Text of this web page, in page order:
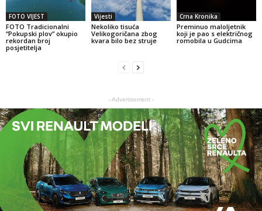
FOTO VIJEST
FOTO Tradicionalni
“Pokupski plov” okupio
rekordan broj
posjetitelja
Vijesti
Nekoliko tisuća
Velikogoričana zbog
kvara bilo bez struje
Crna Kronika
Preminuo maloljetnik
koji je pao s električnog
romobila u Gudcima
- Advertisement -